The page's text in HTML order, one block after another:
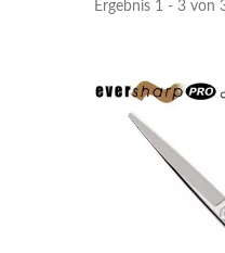
Ergebnis 1 - 3 von